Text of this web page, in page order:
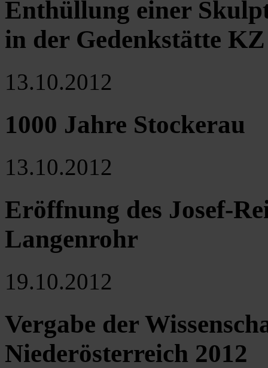
Enthüllung einer
in der Gedenkstätte
13.10.2012
1000 Jahre Stockerau
13.10.2012
Eröffnung des Josef-
Langenrohr
19.10.2012
Vergabe der
Niederösterreich 2012